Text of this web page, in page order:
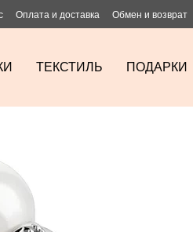
Оплата и доставка Обмен и возврат
ТЕКСТИЛЬ ПОДАРКИ